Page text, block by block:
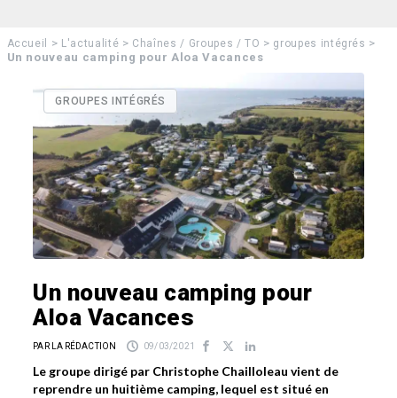
Accueil > L'actualité > Chaînes / Groupes / TO > groupes intégrés >
Un nouveau camping pour Aloa Vacances
GROUPES INTÉGRÉS
Un nouveau camping pour
Aloa Vacances
PAR LA RÉDACTION 09/03/2021
Le groupe dirigé par Christophe Chailloleau vient de
reprendre un huitième camping, lequel est situé en